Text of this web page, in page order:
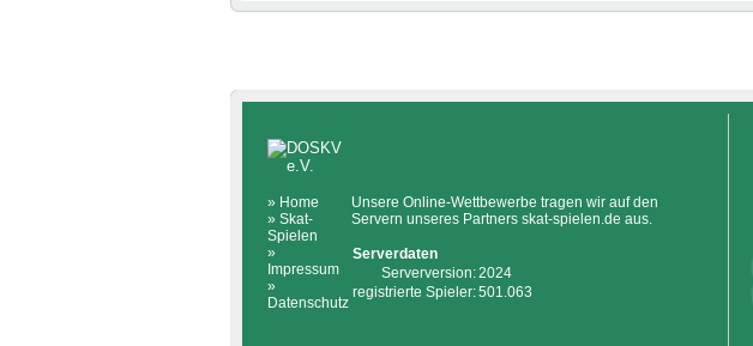
» Home
» Skat-
Spielen
»
Impressum
»
Datenschutz
Unsere Online-Wettbewerbe tragen wir auf den
Servern unseres Partners skat-spielen.de aus.
Serverdaten
Serverversion:2024
registrierte Spieler:501.063